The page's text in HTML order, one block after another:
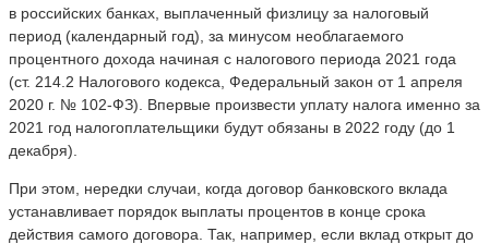
в российских банках, выплаченный физлицу за налоговый
период (календарный год), за минусом необлагаемого
процентного дохода начиная с налогового периода 2021 года
(ст. 214.2 Налогового кодекса, Федеральный закон от 1 апреля
2020 г. № 102-ФЗ). Впервые произвести уплату налога именно за
2021 год налогоплательщики будут обязаны в 2022 году (до 1
декабря).
При этом, нередки случаи, когда договор банковского вклада
устанавливает порядок выплаты процентов в конце срока
действия самого договора. Так, например, если вклад открыт до